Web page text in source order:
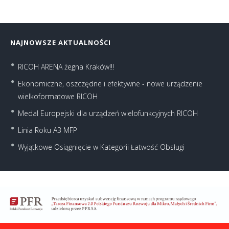
NAJNOWSZE AKTUALNOŚCI
RICOH ARENA żegna Kraków!!!
Ekonomiczne, oszczędne i efektywne - nowe urządzenie
wielkoformatowe RICOH
Medal Europejski dla urządzeń wielofunkcyjnych RICOH
Linia Roku A3 MFP
Wyjątkowe Osiągnięcie w Kategorii Łatwość Obsługi